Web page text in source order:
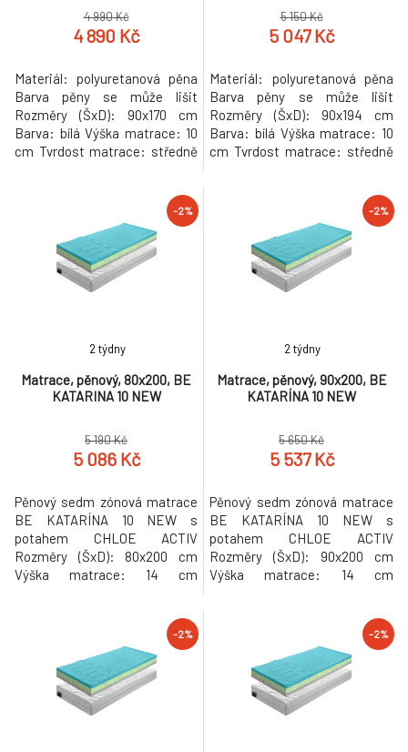
4 990 Kč
4 890 Kč
Materiál: polyuretanová pěna
Barva pěny se může lišit
Rozměry (ŠxD): 90x170 cm
Barva: bílá Výška matrace: 10
cm Tvrdost matrace: středně
TEX STANDARD Nosnost: 80
kg Určený na lamelový rošt
oboustranný Obě strany stejně
tvrdé antibakteriální
ANTIROZTOČOVÁ Složený z
monobloku PUR pěny
5 150 Kč
5 047 Kč
Materiál: polyuretanová pěna
Barva pěny se může lišit
Rozměry (ŠxD): 90x194 cm
Barva: bílá Výška matrace: 10
cm Tvrdost matrace: středně
TEX STANDARD Nosnost: 80
kg Určený na lamelový rošt
oboustranný Obě strany stejně
tvrdé antibakteriální
ANTIROZTOČOVÁ Složený z
monobloku PUR pěny
-2%
Matrace, pěnový, 80x200, BE
KATARINA 10 NEW
2 týdny
5 190 Kč
5 086 Kč
Pěnový sedm zónová matrace
BE KATARÍNA 10 NEW s
potahem CHLOE ACTIV
Rozměry (ŠxD): 80x200 cm
Výška matrace: 14 cm
pěny se může lišit Hmotnost:
-2%
Matrace, pěnový, 90x200, BE
KATARÍNA 10 NEW
2 týdny
5 650 Kč
5 537 Kč
Pěnový sedm zónová matrace
BE KATARÍNA 10 NEW s
potahem CHLOE ACTIV
Rozměry (ŠxD): 90x200 cm
Výška matrace: 14 cm
pěny se může lišit Hmotnost:
-2% -2%